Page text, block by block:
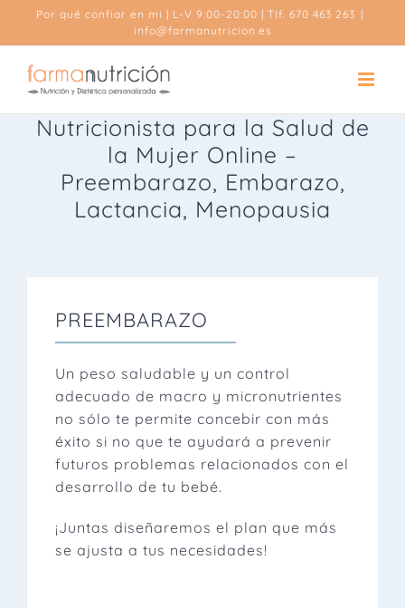
SaltarPor qué confiar en mi | L-V 9:00-20:00 | Tlf. 670 463 263 |
info@farmanutricion.es
Nutricionista para la Salud de
la Mujer Online –
Preembarazo, Embarazo,
Lactancia, Menopausia
PREEMBARAZO
Un peso saludable y un control
adecuado de macro y micronutrientes
no sólo te permite concebir con más
éxito si no que te ayudará a prevenir
futuros problemas relacionados con el
desarrollo de tu bebé.
¡Juntas diseñaremos el plan que más
se ajusta a tus necesidades!